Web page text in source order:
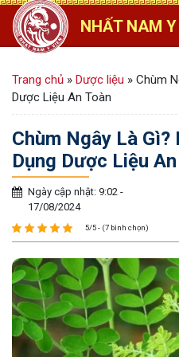
NHẤT NAM Y
Trang chủ » Dược liệu » Chùm
Dược Liệu An Toàn
Chùm Ngây Là
Dụng Dược Liệu
Ngày cập nhật: 9:02 -
17/08/2024
5/5 - (7 bình chọn)